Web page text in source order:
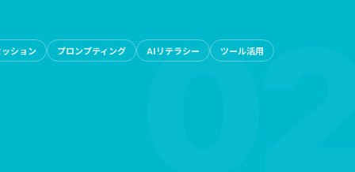
ション プロンプティング AIリテラシー ツール活用